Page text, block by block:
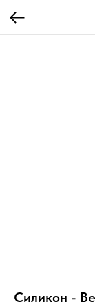
Силикон -